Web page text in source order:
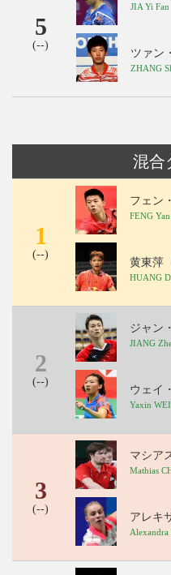
5
(--)
JIA Yi Fan
ツァン
ZHANG
混合
1
(--)
フェン
FENG
黄東萍
HUANG
2
(--)
ジャン
JIANG
ウェイ
Yaxin WEI
3
(--)
マシア
Mathias
アレキ
Alexandra